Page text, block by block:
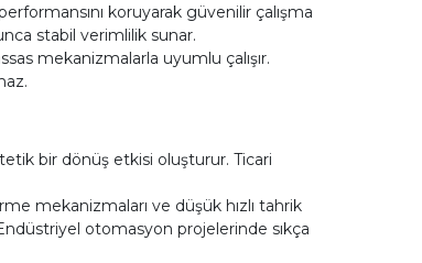
koruyarak güvenilir çalışma
stabil verimlilik sunar.
mekanizmalarla uyumlu çalışır.
bir dönüş etkisi oluşturur. Ticari
mekanizmaları ve düşük hızlı tahrik
otomasyon projelerinde sıkça